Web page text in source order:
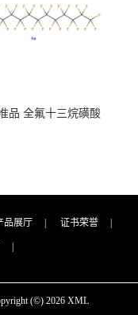
品 全氟十三烷磺酸
品展厅 证书荣誉
(©) 2026 XML